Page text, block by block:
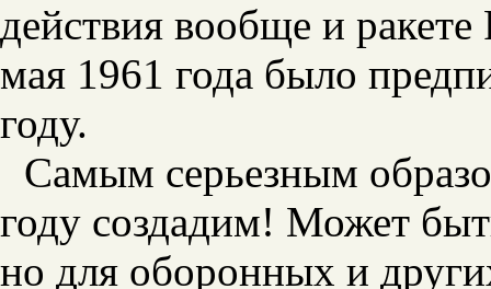
действия вообще и
мая 1961 года было
году.
Самым серьезным
году создадим! Может
но для оборонных и